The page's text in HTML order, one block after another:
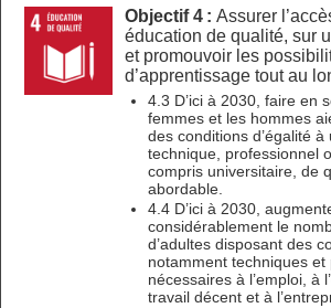
Objectif 4 : Assurer
éducation de qualité, sur
et promouvoir les
d’apprentissage tout au
4.3 D’ici à 2030, faire en
femmes et les hommes
des conditions d’égalité
technique, professionnel
compris universitaire, de
abordable.
4.4 D’ici à 2030,
considérablement le
d’adultes disposant des
notamment techniques et
nécessaires à l’emploi, à
travail décent et à